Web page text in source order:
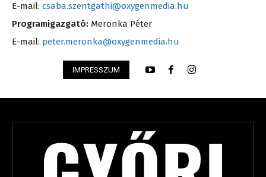
E-mail: csaba.szentgathi@oxygenmedia.hu
Programigazgató: Meronka Péter
E-mail: peter.meronka@oxygenmedia.hu
IMPRESSZUM